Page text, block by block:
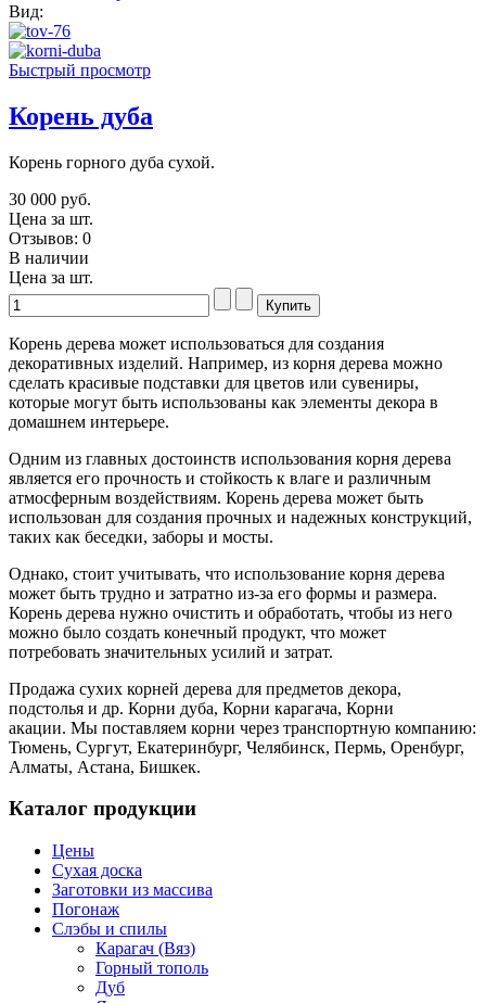
Вид:
Быстрый просмотр
Корень дуба
Корень горного дуба сухой.
30 000 руб.
Цена за шт.
Отзывов: 0
В наличии
Цена за шт.
Корень дерева может использоваться для создания
декоративных изделий. Например, из корня дерева можно
сделать красивые подставки для цветов или сувениры,
которые могут быть использованы как элементы декора в
домашнем интерьере.
Одним из главных достоинств использования корня дерева
является его прочность и стойкость к влаге и различным
атмосферным воздействиям. Корень дерева может быть
использован для создания прочных и надежных конструкций,
таких как беседки, заборы и мосты.
Однако, стоит учитывать, что использование корня дерева
может быть трудно и затратно из-за его формы и размера.
Корень дерева нужно очистить и обработать, чтобы из него
можно было создать конечный продукт, что может
потребовать значительных усилий и затрат.
Продажа сухих корней дерева для предметов декора,
подстолья и др. Корни дуба, Корни карагача, Корни
акации. Мы поставляем корни через транспортную компанию:
Тюмень, Сургут, Екатеринбург, Челябинск, Пермь, Оренбург,
Алматы, Астана, Бишкек.
Каталог продукции
Цены
Сухая доска
Заготовки из массива
Погонаж
Слэбы и спилы
Карагач (Вяз)
Горный тополь
Дуб